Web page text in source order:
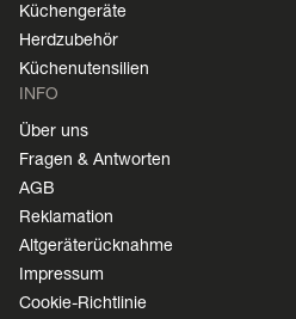
Küchengeräte
Herdzubehör
Küchenutensilien
INFO
Über uns
Fragen & Antworten
AGB
Reklamation
Altgeräterücknahme
Impressum
Cookie-Richtlinie